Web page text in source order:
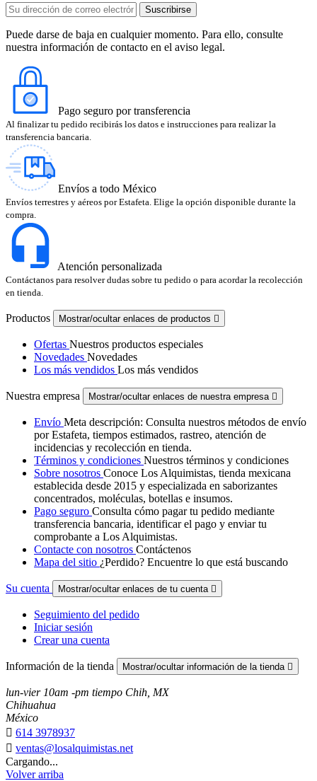
Puede darse de baja en cualquier momento. Para ello, consulte
nuestra información de contacto en el aviso legal.
Pago seguro por transferencia
Al finalizar tu pedido recibirás los datos e instrucciones para realizar la
transferencia bancaria.
Envíos a todo México
Envíos terrestres y aéreos por Estafeta. Elige la opción disponible durante la
compra.
Atención personalizada
Contáctanos para resolver dudas sobre tu pedido o para acordar la recolección
en tienda.
Productos Mostrar/ocultar enlaces de productos 
Ofertas Nuestros productos especiales
Novedades Novedades
Los más vendidos Los más vendidos
Nuestra empresa Mostrar/ocultar enlaces de nuestra empresa 
Envío Meta descripción: Consulta nuestros métodos de envío
por Estafeta, tiempos estimados, rastreo, atención de
incidencias y recolección en tienda.
Términos y condiciones Nuestros términos y condiciones
Sobre nosotros Conoce Los Alquimistas, tienda mexicana
establecida desde 2015 y especializada en saborizantes
concentrados, moléculas, botellas e insumos.
Pago seguro Consulta cómo pagar tu pedido mediante
transferencia bancaria, identificar el pago y enviar tu
comprobante a Los Alquimistas.
Contacte con nosotros Contáctenos
Mapa del sitio ¿Perdido? Encuentre lo que está buscando
Su cuenta Mostrar/ocultar enlaces de tu cuenta 
Seguimiento del pedido
Iniciar sesión
Crear una cuenta
Información de la tienda Mostrar/ocultar información de la tienda 
lun-vier 10am -pm tiempo Chih, MX
Chihuahua
México
 614 3978937
 ventas@losalquimistas.net
Cargando...
Volver arriba